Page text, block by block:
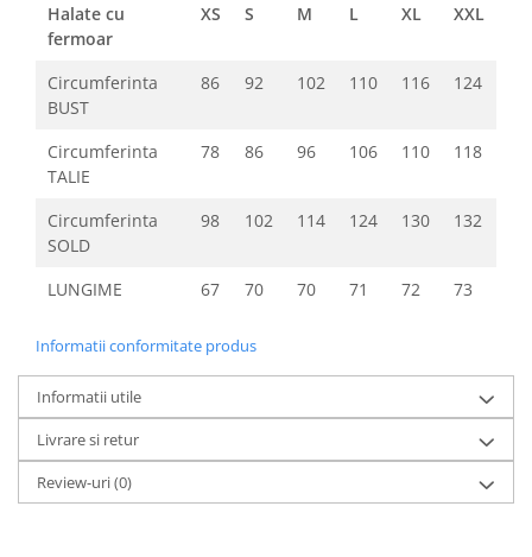
Halate cu
fermoar
XS S M L XL XXL
Circumferinta
BUST
86 92 102 110 116 124
Circumferinta
TALIE
78 86 96 106 110 118
Circumferinta
SOLD
98 102 114 124 130 132
LUNGIME 67 70 70 71 72 73
Informatii conformitate produs
Informatii utile
Livrare si retur
Review-uri(0)